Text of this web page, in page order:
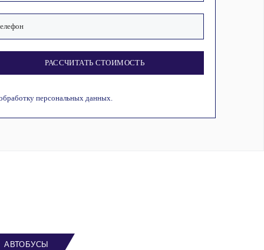
РАССЧИТАТЬ СТОИМОСТЬ
персональных данных.
АВТОБУСЫ